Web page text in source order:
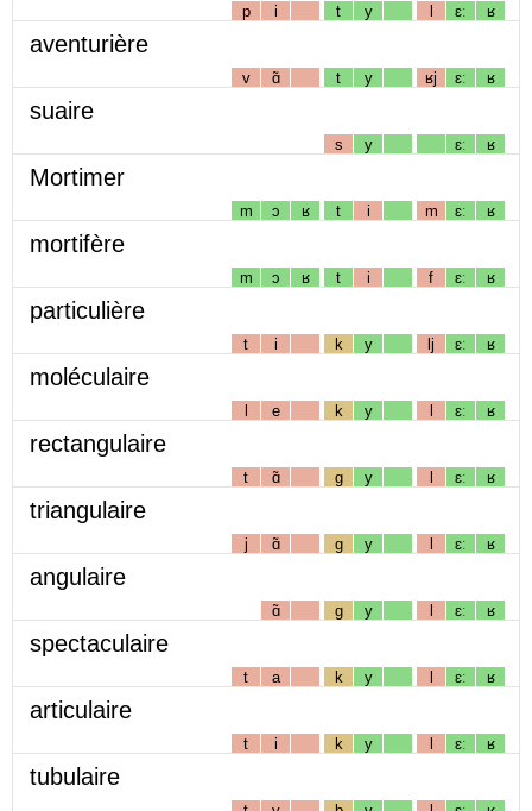
p i t y l ɛː ʁ
aventurière
v ɑ̃ t y ʁj ɛː ʁ
suaire
s y ɛː ʁ
Mortimer
m ɔ ʁ t i m ɛː ʁ
mortifère
m ɔ ʁ t i f ɛː ʁ
particulière
t i k y lj ɛː ʁ
moléculaire
l e k y l ɛː ʁ
rectangulaire
t ɑ̃ g y l ɛː ʁ
triangulaire
j ɑ̃ g y l ɛː ʁ
angulaire
ɑ̃ g y l ɛː ʁ
spectaculaire
t a k y l ɛː ʁ
articulaire
t i k y l ɛː ʁ
tubulaire